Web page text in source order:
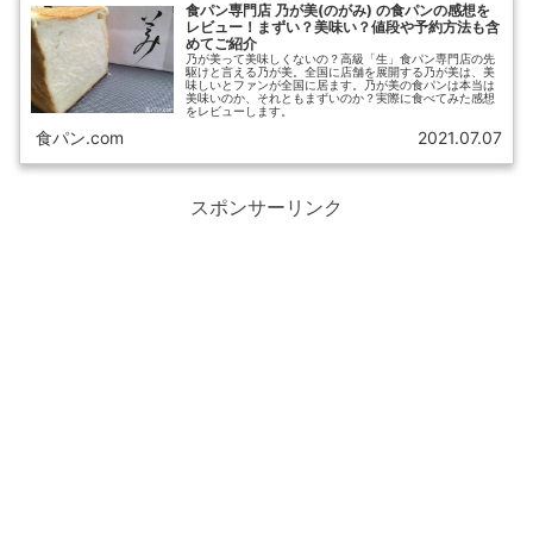
食パン専門店 乃が美(のがみ) の食パンの感想を
レビュー！まずい？美味い？値段や予約方法も含
めてご紹介
乃が美って美味しくないの？高級「生」食パン専門店の先
駆けと言える乃が美。全国に店舗を展開する乃が美は、美
味しいとファンが全国に居ます。乃が美の食パンは本当は
美味いのか、それともまずいのか？実際に食べてみた感想
をレビューします。
食パン.com 2021.07.07
スポンサーリンク